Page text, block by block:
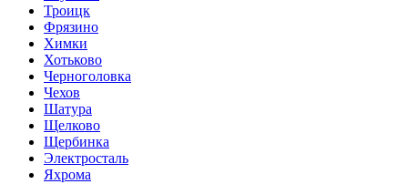
Троицк
Фрязино
Химки
Хотьково
Черноголовка
Чехов
Шатура
Щелково
Щербинка
Электросталь
Яхрома